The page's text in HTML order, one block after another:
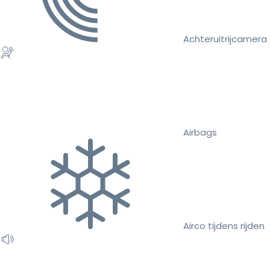
Achteruitrijcamera
Airbags
Airco tijdens rijden